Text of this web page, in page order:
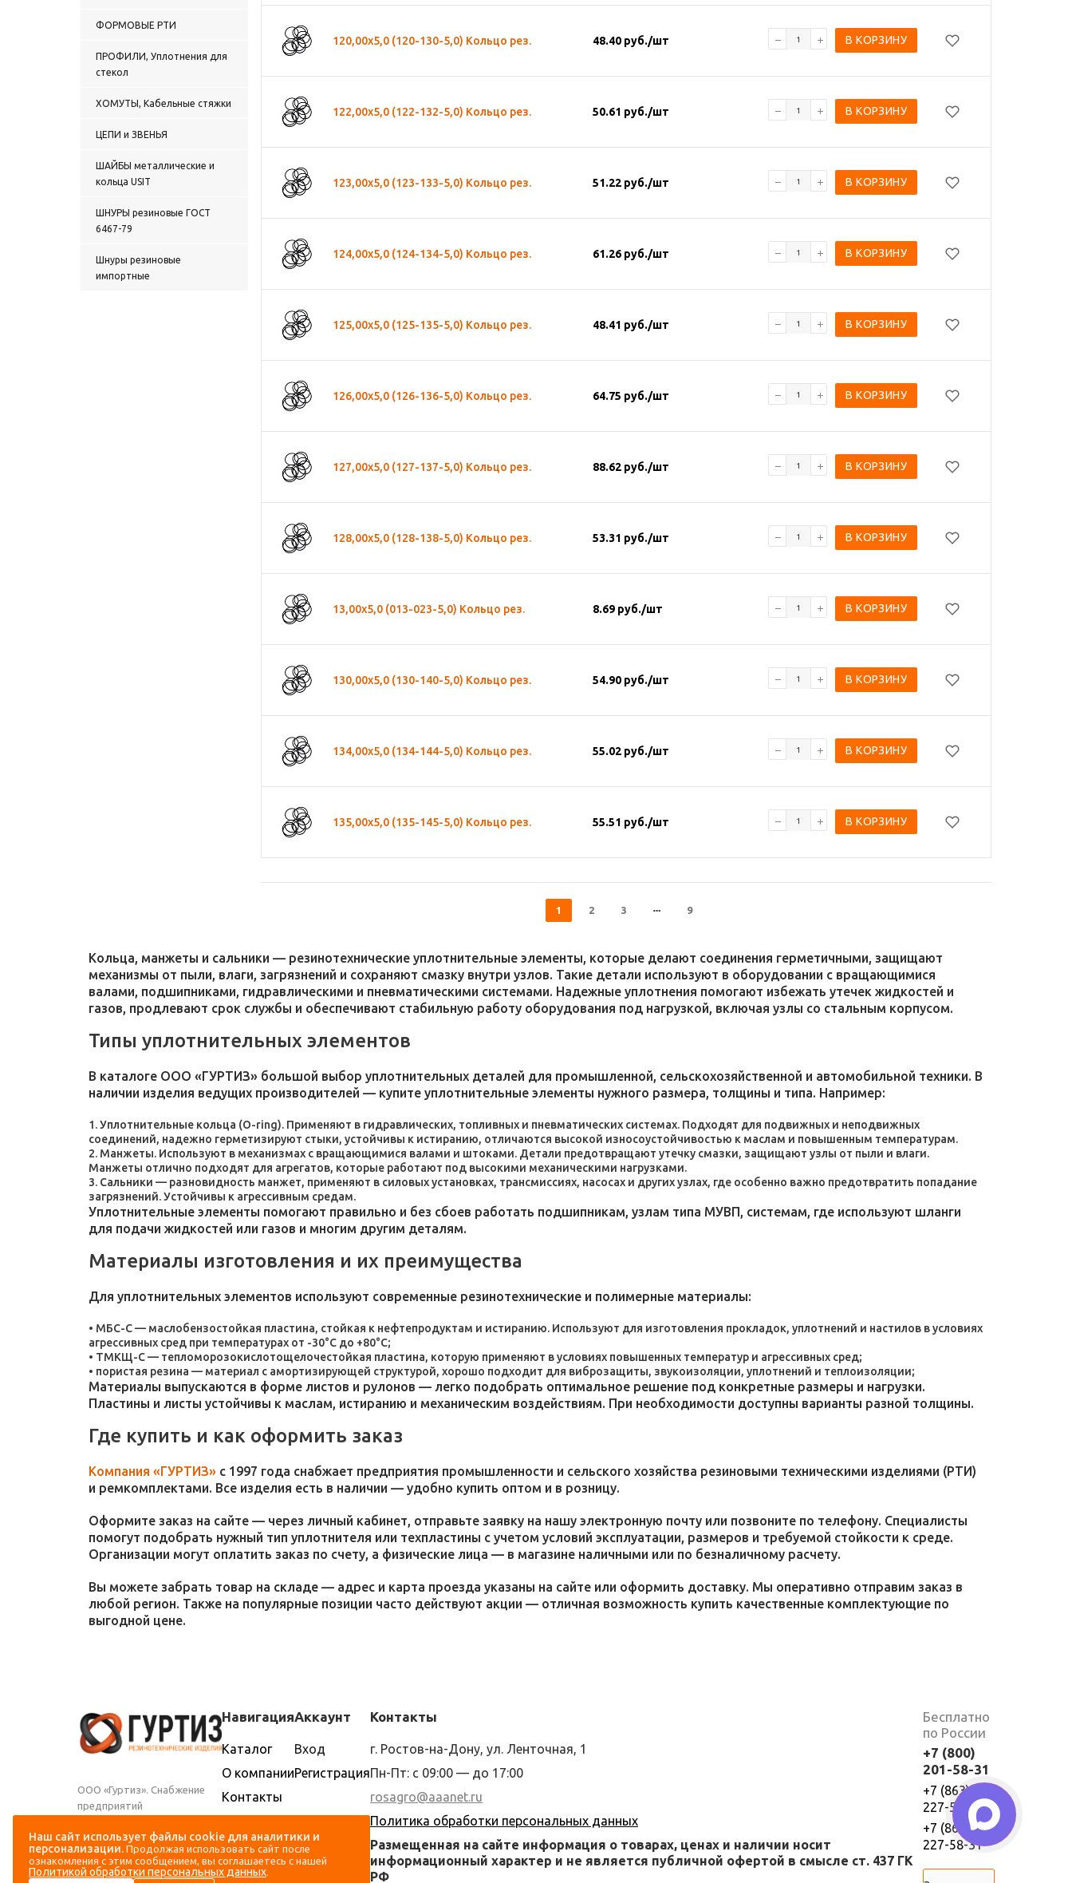
ФОРМОВЫЕ РТИ
ПРОФИЛИ, Уплотнения для
стекол
ХОМУТЫ, Кабельные стяжки
ЦЕПИ и ЗВЕНЬЯ
ШАЙБЫ металлические и
кольца USIT
ШНУРЫ резиновые ГОСТ
6467-79
Шнуры резиновые
импортные
120,00х5,0 (120-130-5,0) Кольцо рез. 48.40 руб./шт В КОРЗИНУ
122,00х5,0 (122-132-5,0) Кольцо рез. 50.61 руб./шт В КОРЗИНУ
123,00х5,0 (123-133-5,0) Кольцо рез. 51.22 руб./шт В КОРЗИНУ
124,00х5,0 (124-134-5,0) Кольцо рез. 61.26 руб./шт В КОРЗИНУ
125,00х5,0 (125-135-5,0) Кольцо рез. 48.41 руб./шт В КОРЗИНУ
126,00х5,0 (126-136-5,0) Кольцо рез. 64.75 руб./шт В КОРЗИНУ
127,00х5,0 (127-137-5,0) Кольцо рез. 88.62 руб./шт В КОРЗИНУ
128,00х5,0 (128-138-5,0) Кольцо рез. 53.31 руб./шт В КОРЗИНУ
13,00х5,0 (013-023-5,0) Кольцо рез. 8.69 руб./шт В КОРЗИНУ
130,00х5,0 (130-140-5,0) Кольцо рез. 54.90 руб./шт В КОРЗИНУ
134,00х5,0 (134-144-5,0) Кольцо рез. 55.02 руб./шт В КОРЗИНУ
135,00х5,0 (135-145-5,0) Кольцо рез. 55.51 руб./шт В КОРЗИНУ
1 2 3 9
Кольца, манжеты и сальники — резинотехнические уплотнительные элементы, которые делают соединения герметичными, защищают
механизмы от пыли, влаги, загрязнений и сохраняют смазку внутри узлов. Такие детали используют в оборудовании с вращающимися
валами, подшипниками, гидравлическими и пневматическими системами. Надежные уплотнения помогают избежать утечек жидкостей и
газов, продлевают срок службы и обеспечивают стабильную работу оборудования под нагрузкой, включая узлы со стальным корпусом.
Типы уплотнительных элементов
В каталоге ООО «ГУРТИЗ» большой выбор уплотнительных деталей для промышленной, сельскохозяйственной и автомобильной техники. В
наличии изделия ведущих производителей — купите уплотнительные элементы нужного размера, толщины и типа. Например:
Уплотнительные кольца (O-ring). Применяют в гидравлических, топливных и пневматических системах. Подходят для подвижных и неподвижных
соединений, надежно герметизируют стыки, устойчивы к истиранию, отличаются высокой износоустойчивостью к маслам и повышенным температурам.
Манжеты. Используют в механизмах с вращающимися валами и штоками. Детали предотвращают утечку смазки, защищают узлы от пыли и влаги.
Манжеты отлично подходят для агрегатов, которые работают под высокими механическими нагрузками.
Сальники — разновидность манжет, применяют в силовых установках, трансмиссиях, насосах и других узлах, где особенно важно предотвратить попадание
загрязнений. Устойчивы к агрессивным средам.
Уплотнительные элементы помогают правильно и без сбоев работать подшипникам, узлам типа МУВП, системам, где используют шланги
для подачи жидкостей или газов и многим другим деталям.
Материалы изготовления и их преимущества
Для уплотнительных элементов используют современные резинотехнические и полимерные материалы:
МБС-С — маслобензостойкая пластина, стойкая к нефтепродуктам и истиранию. Используют для изготовления прокладок, уплотнений и настилов в условиях
агрессивных сред при температурах от -30°C до +80°C;
ТМКЩ-С — тепломорозокислотощелочестойкая пластина, которую применяют в условиях повышенных температур и агрессивных сред;
пористая резина — материал с амортизирующей структурой, хорошо подходит для виброзащиты, звукоизоляции, уплотнений и теплоизоляции;
Материалы выпускаются в форме листов и рулонов — легко подобрать оптимальное решение под конкретные размеры и нагрузки.
Пластины и листы устойчивы к маслам, истиранию и механическим воздействиям. При необходимости доступны варианты разной толщины.
Где купить и как оформить заказ
Компания «ГУРТИЗ» с 1997 года снабжает предприятия промышленности и сельского хозяйства резиновыми техническими изделиями (РТИ)
и ремкомплектами. Все изделия есть в наличии — удобно купить оптом и в розницу.
Оформите заказ на сайте — через личный кабинет, отправьте заявку на нашу электронную почту или позвоните по телефону. Специалисты
помогут подобрать нужный тип уплотнителя или техпластины с учетом условий эксплуатации, размеров и требуемой стойкости к среде.
Организации могут оплатить заказ по счету, а физические лица — в магазине наличными или по безналичному расчету.
Вы можете забрать товар на складе — адрес и карта проезда указаны на сайте или оформить доставку. Мы оперативно отправим заказ в
любой регион. Также на популярные позиции часто действуют акции — отличная возможность купить качественные комплектующие по
выгодной цене.
ООО «Гуртиз». Снабжение
предприятий
сельского хозяйства
резиновыми техническими
изделиями
Навигация
Каталог
О компании
Контакты
оплата
Аккаунт
Вход
Регистрация
Контакты
г. Ростов-на-Дону, ул. Ленточная, 1
Пн-Пт: с 09:00 — до 17:00
rosagro@aaanet.ru
Политика обработки персональных данных
Размещенная на сайте информация о товарах, ценах и наличии носит
информационный характер и не является публичной офертой в смысле ст. 437 ГК
РФ
Бесплатно
по России
+7 (800)
201-58-31
+7 (863)
227-58-30
+7 (863)
227-58-31
Наш сайт использует файлы cookie для аналитики и
персонализации. Продолжая использовать сайт после
ознакомления с этим сообщением, вы соглашаетесь с нашей
Политикой обработки персональных данных.